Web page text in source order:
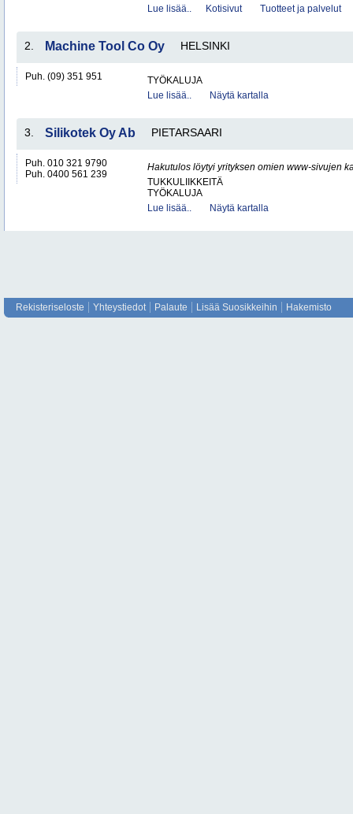
Lue lisää..
Kotisivut Tuotteet ja palvelut
2. Machine Tool Co Oy HELSINKI
Puh. (09) 351 951
TYÖKALUJA
Lue lisää..
Näytä kartalla
3. Silikotek Oy Ab PIETARSAARI
Puh. 010 321 9790
Puh. 0400 561 239
Hakutulos löytyi yrityksen omien www-sivujen
TUKKULIIKKEITÄ
TYÖKALUJA
Lue lisää..
Näytä kartalla
Rekisteriseloste Yhteystiedot Palaute Lisää Suosikkeihin Hakemisto